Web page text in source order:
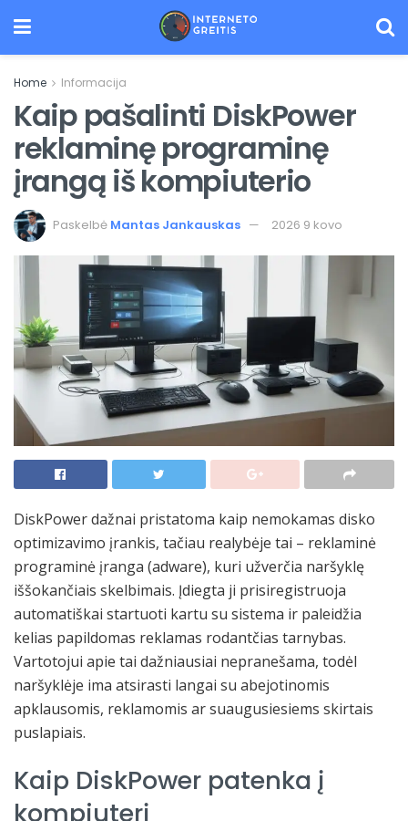
Home Informacija
Kaip pašalinti DiskPower
reklaminę programinę
įrangą iš kompiuterio
Paskelbė Mantas Jankauskas 2026 9 kovo
DiskPower dažnai pristatoma kaip nemokamas disko
optimizavimo įrankis, tačiau realybėje tai – reklaminė
programinė įranga (adware), kuri užverčia naršyklę
iššokančiais skelbimais. Įdiegta ji prisiregistruoja
automatiškai startuoti kartu su sistema ir paleidžia
kelias papildomas reklamas rodantčias tarnybas.
Vartotojui apie tai dažniausiai nepranešama, todėl
naršyklėje ima atsirasti langai su abejotinomis
apklausomis, reklamomis ar suaugusiesiems skirtais
puslapiais.
Kaip DiskPower patenka į
kompiuterį